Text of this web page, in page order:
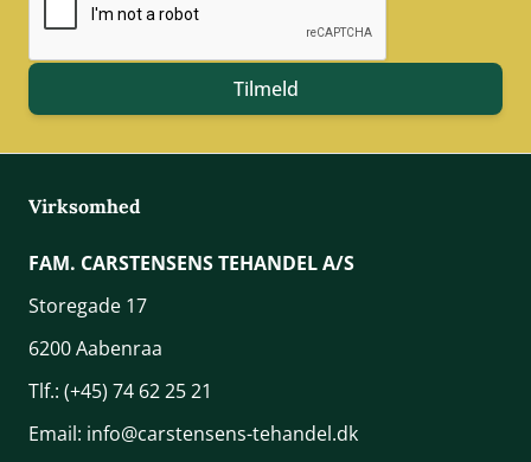
E-mail adresse
Tilmeld
Virksomhed
FAM. CARSTENSENS TEHANDEL A/S
Storegade 17
6200 Aabenraa
Tlf.: (+45) 74 62 25 21
Email: info@carstensens-tehandel.dk